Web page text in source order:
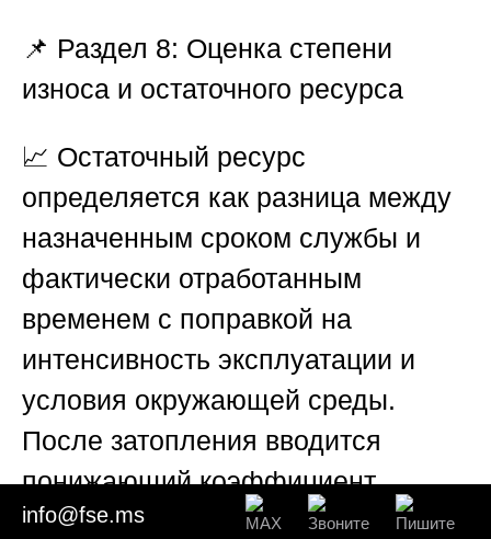
📌 Раздел 8: Оценка степени
износа и остаточного ресурса
📈 Остаточный ресурс
определяется как разница между
назначенным сроком службы и
фактически отработанным
временем с поправкой на
интенсивность эксплуатации и
условия окружающей среды.
После затопления вводится
понижающий коэффициент,
основанный на результатах
info@fse.ms